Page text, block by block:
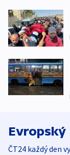
Evropský
ČT24 každý den